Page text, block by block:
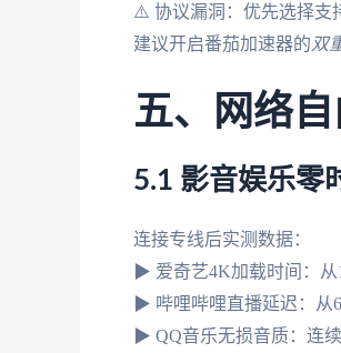
⚠️ 协议漏洞：优先选择支
建议开启番茄加速器的双
五、网络
5.1 影音娱乐零
连接专线后实测数据：
▶ 爱奇艺4K加载时间：从
▶ 哔哩哔哩直播延迟：从
▶ QQ音乐无损音质：连